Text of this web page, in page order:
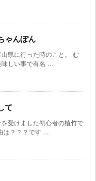
ゃんぽん
県に行った時のこと。 む
しい事で有名 ...
て
受けました初心者の植竹で
は？？？です ...